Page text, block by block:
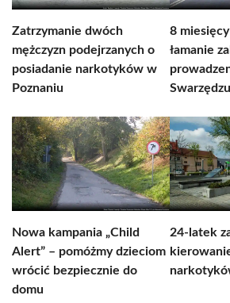
Zatrzymanie dwóch
mężczyzn podejrzanych o
posiadanie narkotyków w
Poznaniu
8
łamanie
Swarzędzu
Nowa kampania „Child
Alert” – pomóżmy dzieciom
wrócić bezpiecznie do
domu
24-latek